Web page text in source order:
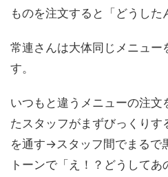
ものを注文すると「どうした
常連さんは大体同じメニュー
す。
いつもと違うメニューの注文
たスタッフがまずびっくり
を通す→スタッフ間でまるで
トーンで「え！？どうしてあ